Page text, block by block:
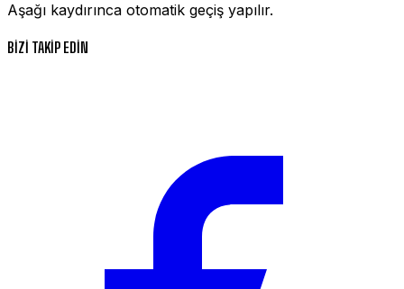
Aşağı kaydırınca otomatik geçiş yapılır.
BİZİ TAKİP EDİN